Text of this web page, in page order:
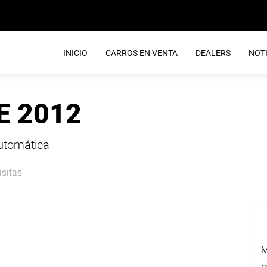
INICIO CARROS EN VENTA DEALERS
2012